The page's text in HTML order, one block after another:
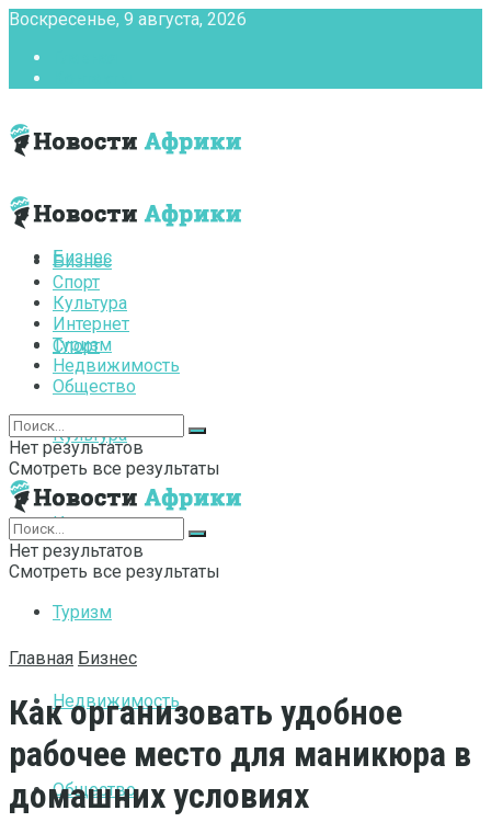
Воскресенье, 9 августа, 2026
Бизнес
Спорт
Культура
Интернет
Туризм
Недвижимость
Общество
Бизнес
Спорт
Культура
Интернет
Туризм
Недвижимость
Общество
Нет результатов
Смотреть все результаты
Нет результатов
Смотреть все результаты
Главная Бизнес
Как организовать удобное
рабочее место для маникюра в
домашних условиях